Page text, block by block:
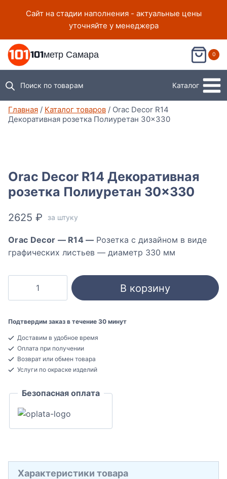
Сайт на стадии наполнения - актуальные цены
уточняйте у менеджера
101метр Самара 0
Поиск по товарам Каталог
Главная / Каталог товаров / Orac Decor R14
Декоративная розетка Полиуретан 30×330
Orac Decor R14 Декоративная
розетка Полиуретан 30×330
2625 ₽ за штуку
Orac Decor — R14 — Розетка с дизайном в виде
графических листьев — диаметр 330 мм
Decor
Декоративная
розетка
Полиуретан
В корзину
Подтвердим заказ в течение 30 минут
Доставим в удобное время
Оплата при получении
Возврат или обмен товара
Услуги по окраске изделий
Безопасная оплата
Характеристики товара